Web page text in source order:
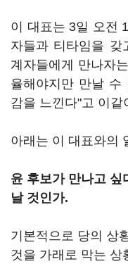
이 대표는 3일 오전
자들과 티타임을
계자들에게 만나자
율해야지만 만날 수
감을 느낀다"고 이같
아래는 이 대표와의
윤 후보가 만나고 싶
날 것인가.
기본적으로 당의 상
것을 가래로 막는 상